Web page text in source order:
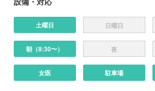
土曜日 日曜日
朝（8:30〜） 夜
女医 駐車場